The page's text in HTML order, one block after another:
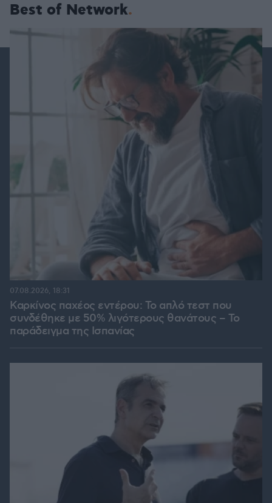
Best of Network
Καρκίνος παχέος εντέρου: Το απλό τεστ που
συνδέθηκε με 50% λιγότερους θανάτους – Το
παράδειγμα της Ισπανίας
07.08.2026, 18:31